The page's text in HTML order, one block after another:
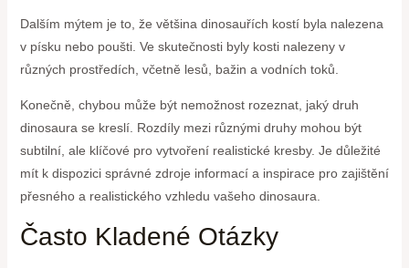
Dalším mýtem je to, že většina dinosauřích kostí byla nalezena
v písku nebo poušti. Ve skutečnosti byly kosti nalezeny v
různých prostředích, včetně lesů, bažin a vodních toků.
Konečně, chybou může být nemožnost rozeznat, jaký druh
dinosaura se kreslí. Rozdíly mezi různými druhy mohou být
subtilní, ale klíčové pro vytvoření realistické kresby. Je důležité
mít k dispozici správné zdroje informací a inspirace pro zajištění
přesného a realistického vzhledu vašeho dinosaura.
Často Kladené Otázky